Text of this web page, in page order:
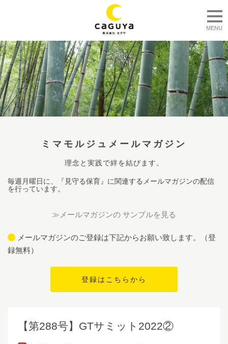
MENU
ミマモルジュメールマガジン
理念と実践で絆を結びます。
毎週月曜日に、『見守る保育』に関連するメールマガジンの配信
を行っています。
≫メールマガジンの サンプルを見る
メールマガジンのご登録は下記からお願い致します。（登
録無料）
【第288号】GTサミット2022②